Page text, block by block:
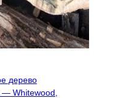
дерево
Whitewood,